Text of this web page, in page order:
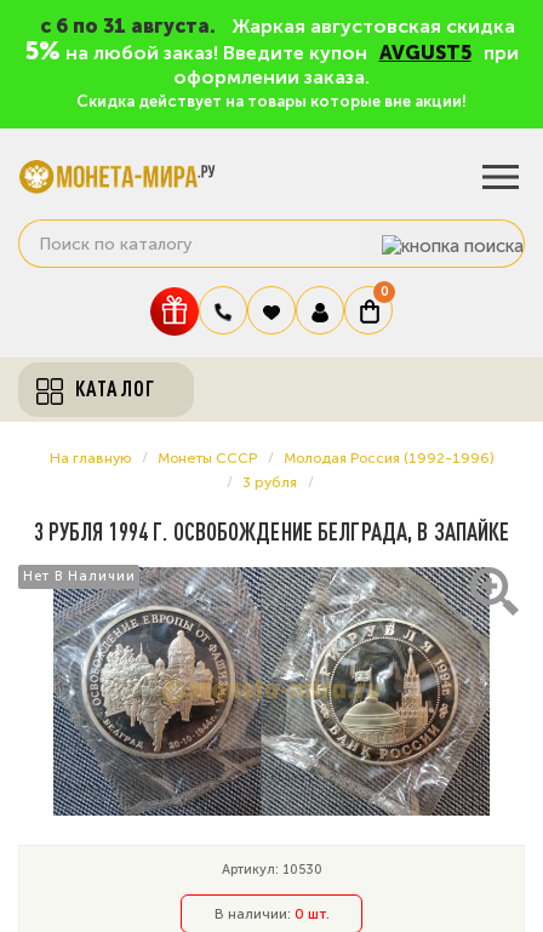
c 6 по 31 августа. Жаркая августовская скидка
5% на любой заказ! Введите купон AVGUST5
при
оформлении заказа.
Скидка действует на товары которые вне акции!
0
КАТАЛОГ
На главную Монеты СССР
Молодая Россия (1992-1996)
3 рубля
3 РУБЛЯ 1994 Г. ОСВОБОЖДЕНИЕ БЕЛГРАДА, В ЗАПАЙКЕ
Нет В Наличии
Нет В Наличии
Артикул: 10530
В наличии: 0 шт.